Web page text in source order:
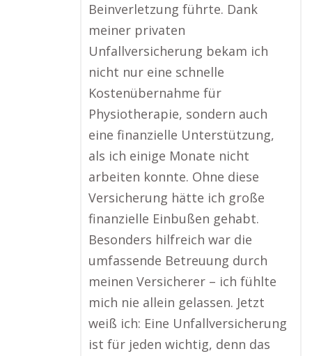
Beinverletzung führte. Dank
meiner privaten
Unfallversicherung bekam ich
nicht nur eine schnelle
Kostenübernahme für
Physiotherapie, sondern auch
eine finanzielle Unterstützung,
als ich einige Monate nicht
arbeiten konnte. Ohne diese
Versicherung hätte ich große
finanzielle Einbußen gehabt.
Besonders hilfreich war die
umfassende Betreuung durch
meinen Versicherer – ich fühlte
mich nie allein gelassen. Jetzt
weiß ich: Eine Unfallversicherung
ist für jeden wichtig, denn das